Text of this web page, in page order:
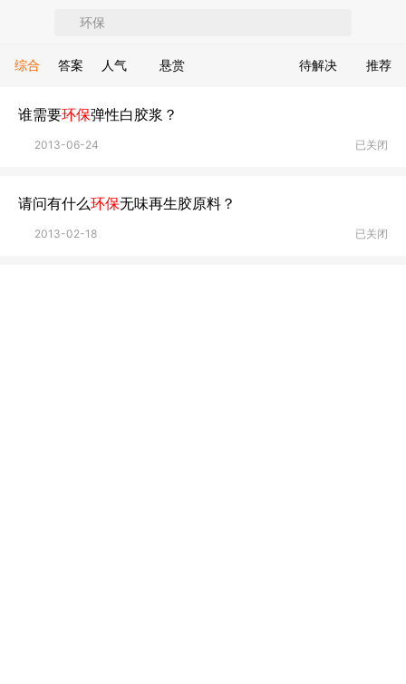
推荐
待解决
综合 答案 人气 悬赏
谁需要环保弹性白胶浆？
已关闭
2013-06-24
请问有什么环保无味再生胶原料？
已关闭
2013-02-18